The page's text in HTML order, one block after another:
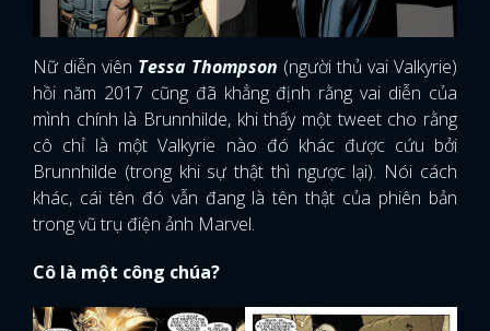
Nữ diễn viên Tessa Thompson (người thủ vai Valkyrie)
hồi năm 2017 cũng đã khẳng định rằng vai diễn của
mình chính là Brunnhilde, khi thấy một tweet cho rằng
cô chỉ là một Valkyrie nào đó khác được cứu bởi
Brunnhilde (trong khi sự thật thì ngược lại). Nói cách
khác, cái tên đó vẫn đang là tên thật của phiên bản
trong vũ trụ điện ảnh Marvel.
Cô là một công chúa?